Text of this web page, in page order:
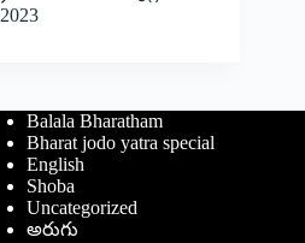
Balala Bharatham
Bharat jodo yatra special
English
Shoba
Uncategorized
అరుగు